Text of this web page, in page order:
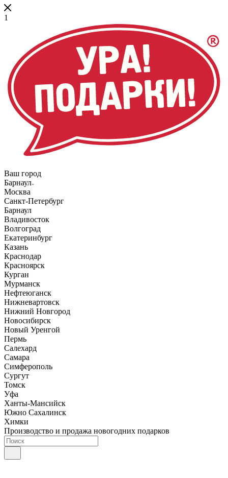
1
Ваш город
Барнаул
Москва
Санкт-Петербург
Барнаул
Владивосток
Волгоград
Екатеринбург
Казань
Краснодар
Красноярск
Курган
Мурманск
Нефтеюганск
Нижневартовск
Нижний Новгород
Новосибирск
Новый Уренгой
Пермь
Салехард
Самара
Симферополь
Сургут
Томск
Уфа
Ханты-Мансийск
Южно Сахалинск
Химки
Производство и продажа новогодних подарков